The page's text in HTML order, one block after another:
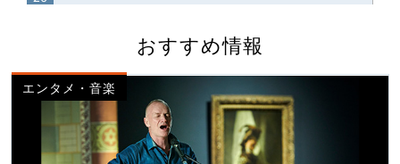
おすすめ情報
エンタメ・音楽